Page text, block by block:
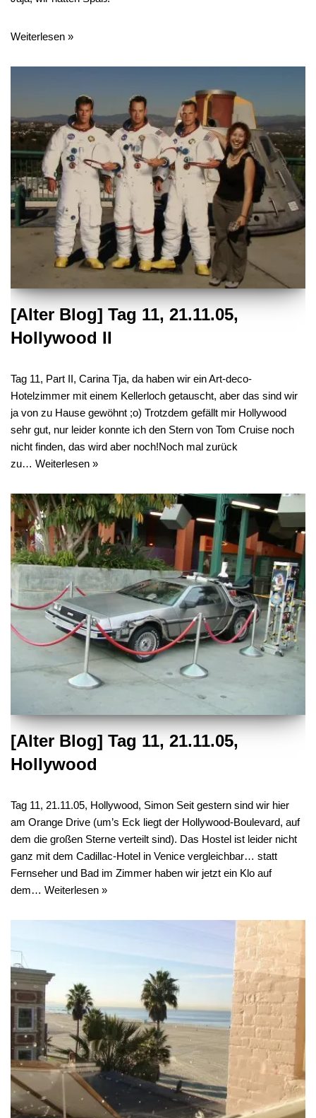
Weiterlesen »
[Alter Blog] Tag 11, 21.11.05,
Hollywood II
Tag 11, Part II, Carina Tja, da haben wir ein Art-deco-
Hotelzimmer mit einem Kellerloch getauscht, aber das sind wir
ja von zu Hause gewöhnt ;o) Trotzdem gefällt mir Hollywood
sehr gut, nur leider konnte ich den Stern von Tom Cruise noch
nicht finden, das wird aber noch!Noch mal zurück
zu… Weiterlesen »
[Alter Blog] Tag 11, 21.11.05,
Hollywood
Tag 11, 21.11.05, Hollywood, Simon Seit gestern sind wir hier
am Orange Drive (um’s Eck liegt der Hollywood-Boulevard, auf
dem die großen Sterne verteilt sind). Das Hostel ist leider nicht
ganz mit dem Cadillac-Hotel in Venice vergleichbar… statt
Fernseher und Bad im Zimmer haben wir jetzt ein Klo auf
dem… Weiterlesen »